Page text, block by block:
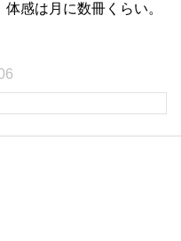
感は月に数冊くらい。